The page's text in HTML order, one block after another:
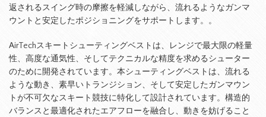
返されるスイング時の摩擦を軽減しながら、流れるようなガンマ
ウントと安定したポジショニングをサポートします。。
AirTechスキートシューティングベストは、レンジで最大限の軽量
性、高度な通気性、そしてテクニカルな精度を求めるシューター
のために開発されています。本シューティングベストは、流れる
ような動き、素早いトランジション、そして安定したガンマウン
トが不可欠なスキート競技に特化して設計されています。構造的
バランスと最適化されたエアフローを融合し、動きを妨げること